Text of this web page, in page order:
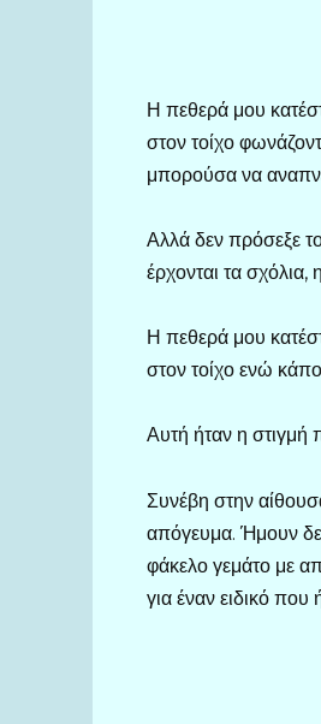
Η πεθερά μου
στον τοίχο
μπορούσα να
Αλλά δεν πρόσεξε
έρχονται τα σχόλια,
Η πεθερά μου
στον τοίχο ενώ
Αυτή ήταν η στιγμή
Συνέβη στην
απόγευμα. Ήμουν
φάκελο γεμάτο με
για έναν ειδικό